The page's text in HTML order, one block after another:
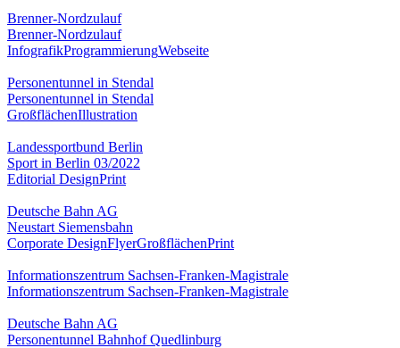
Brenner-Nordzulauf
Brenner-Nordzulauf
InfografikProgrammierungWebseite
Personentunnel in Stendal
Personentunnel in Stendal
GroßflächenIllustration
Landessportbund Berlin
Sport in Berlin 03/2022
Editorial DesignPrint
Deutsche Bahn AG
Neustart Siemensbahn
Corporate DesignFlyerGroßflächenPrint
Informationszentrum Sachsen-Franken-Magistrale
Informationszentrum Sachsen-Franken-Magistrale
Deutsche Bahn AG
Personentunnel Bahnhof Quedlinburg